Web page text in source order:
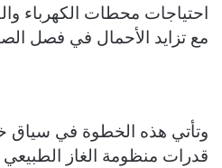
احتياجات محطات الكهرباء
مع تزايد الأحمال في فصل
وتأتي هذه الخطوة في سياق
قدرات منظومة الغاز